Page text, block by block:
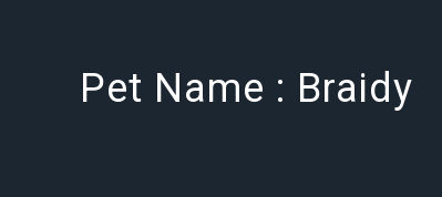
Pet Name : Braidy